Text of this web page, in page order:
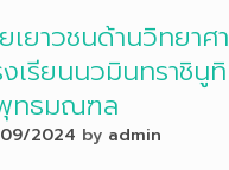
เยาวชนด้านวิทยา
เรียนนวมินทราชินู
ทธมณฑล
2024 by admin